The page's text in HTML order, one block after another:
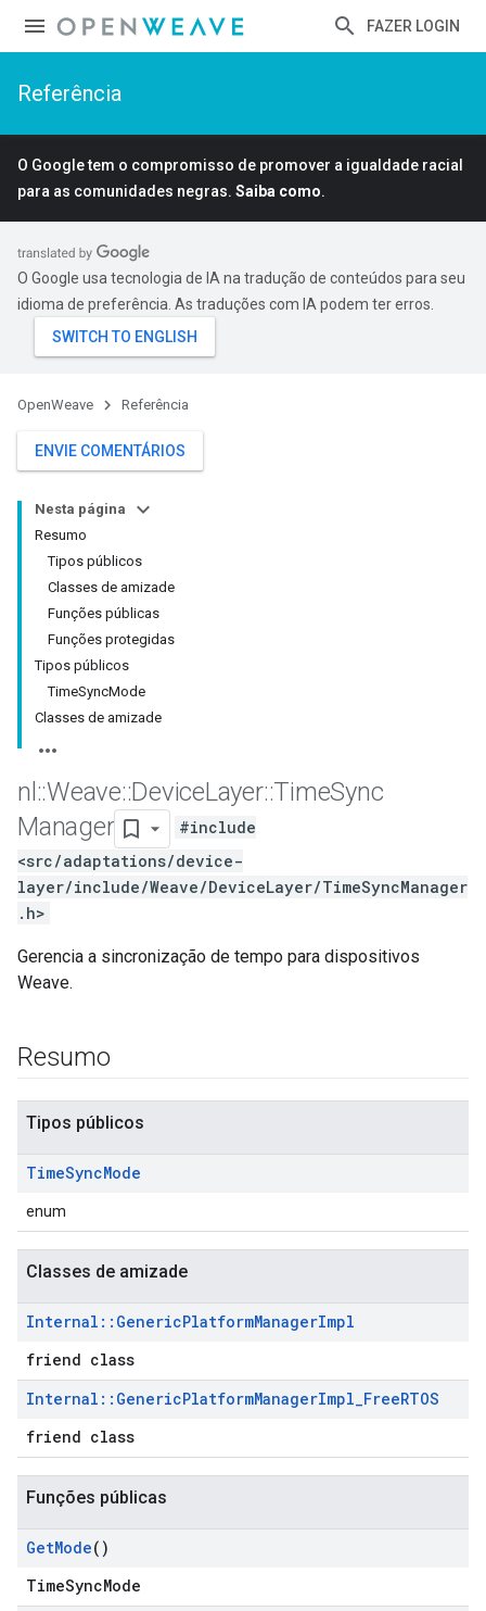
FAZER LOGIN
Referência
O Google tem o compromisso de promover a igualdade racial
para as comunidades negras. Saiba como.
O Google usa tecnologia de IA na tradução de conteúdos para seu
idioma de preferência. As traduções com IA podem ter erros.
OpenWeave Referência
ENVIE COMENTÁRIOS
Nesta página
Resumo
Tipos públicos
Classes de amizade
Funções públicas
Funções protegidas
Tipos públicos
TimeSyncMode
Classes de amizade
nl ::Weave::DeviceLayer::TimeSync
Manager
#include
<src/adaptations/device-
layer/include/Weave/DeviceLayer/TimeSyncManager
.h>
Gerencia a sincronização de tempo para dispositivos
Weave.
Resumo
Tipos públicos
TimeSyncMode
enum
Classes de amizade
Internal :: GenericPlatformManagerImpl
friend class
Internal :: GenericPlatformManagerImpl_FreeRTOS
friend class
Funções públicas
GetMode()
TimeSyncMode